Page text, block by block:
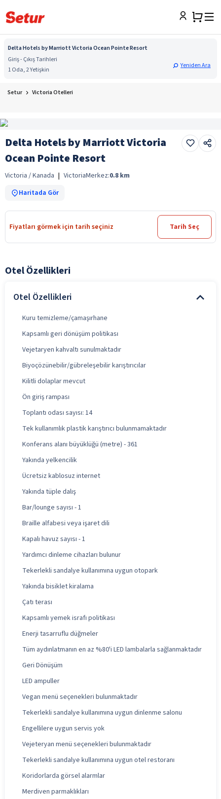
Delta Hotels by Marriott Victoria Ocean Pointe Resort
Giriş - Çıkış Tarihleri
1 Oda, 2 Yetişkin
Yeniden Ara
Setur Victoria Otelleri
Delta Hotels by Marriott Victoria
Ocean Pointe Resort
Victoria / Kanada | VictoriaMerkez:0.8 km
Haritada Gör
Fiyatları görmek için tarih seçiniz Tarih Seç
Otel Özellikleri
Otel Özellikleri
Kuru temizleme/çamaşırhane
Kapsamlı geri dönüşüm politikası
Vejetaryen kahvaltı sunulmaktadır
Biyoçözünebilir/gübreleşebilir karıştırıcılar
Kilitli dolaplar mevcut
Ön giriş rampası
Toplantı odası sayısı: 14
Tek kullanımlık plastik karıştırıcı bulunmamaktadır
Konferans alanı büyüklüğü (metre) - 361
Yakında yelkencilik
Ücretsiz kablosuz internet
Yakında tüple dalış
Bar/lounge sayısı - 1
Braille alfabesi veya işaret dili
Kapalı havuz sayısı - 1
Yardımcı dinleme cihazları bulunur
Tekerlekli sandalye kullanımına uygun otopark
Yakında bisiklet kiralama
Çatı terası
Kapsamlı yemek israfı politikası
Enerji tasarruflu düğmeler
Tüm aydınlatmanın en az %80'i LED lambalarla sağlanmaktadır
Geri Dönüşüm
LED ampuller
Vegan menü seçenekleri bulunmaktadır
Tekerlekli sandalye kullanımına uygun dinlenme salonu
Engellilere uygun servis yok
Vejeteryan menü seçenekleri bulunmaktadır
Tekerlekli sandalye kullanımına uygun otel restoranı
Koridorlarda görsel alarmlar
Merdiven parmaklıkları